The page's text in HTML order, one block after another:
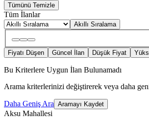
Tümünü Temizle
Tüm İlanlar
Akıllı Sıralama
Fiyatı Düşen Güncel İlan Düşük Fiyat
Bu Kriterlere Uygun İlan Bulunamadı
Arama kriterlerinizi değiştirerek veya daha
Daha Geniş Ara Aramayı Kaydet
Aksu Mahallesi